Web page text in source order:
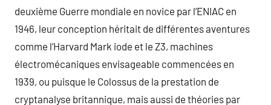
deuxième Guerre mondiale en novice par l’ENIAC en
1946, leur conception héritait de différentes aventures
comme l’Harvard Mark iode et le Z3, machines
électromécaniques envisageable commencées en
1939, ou puisque le Colossus de la prestation de
cryptanalyse britannique, mais aussi de théories par